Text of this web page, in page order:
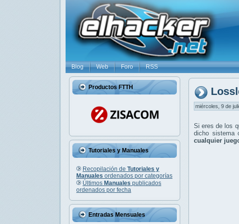
Blog Web Foro RSS
Productos FTTH
Tutoriales y Manuales
Recopilación de Tutoriales y
Manuales ordenados por categorías
Últimos Manuales publicados
ordenados por fecha
Entradas Mensuales
miércoles, 9 de
Si eres de los
dicho sistema
cualquier